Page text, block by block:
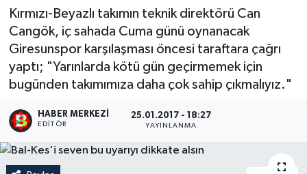
Kırmızı-Beyazlı takımın teknik direktörü Can
Cangök, iç sahada Cuma günü oynanacak
Giresunspor karşılaşması öncesi taraftara çağrı
yaptı; "Yarınlarda kötü gün geçirmemek için
bugünden takımımıza daha çok sahip çıkmalıyız."
HABER MERKEZI
EDITÖR
25.01.2017 - 18:27
YAYINLANMA